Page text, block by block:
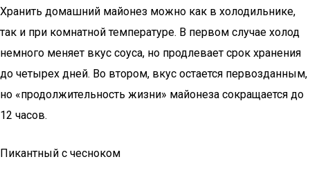
Хранить домашний майонез можно как в холодильнике,
так и при комнатной температуре. В первом случае холод
немного меняет вкус соуса, но продлевает срок хранения
до четырех дней. Во втором, вкус остается первозданным,
но «продолжительность жизни» майонеза сокращается до
12 часов.
Пикантный с чесноком